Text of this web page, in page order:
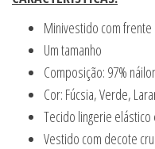
Minivestido com
Um tamanho
Composição: 97%
Cor: Fúcsia, Verde,
Tecido lingerie
Vestido com decote